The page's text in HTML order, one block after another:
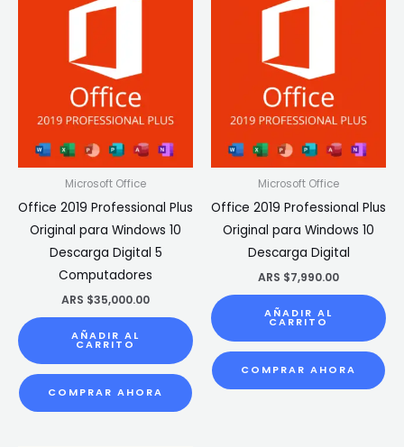
Microsoft Office
Office 2019 Professional Plus
Original para Windows 10
Descarga Digital 5
Computadores
ARS $35,000.00
AÑADIR AL
CARRITO
COMPRAR AHORA
Microsoft Office
Office 2019 Professional Plus
Original para Windows 10
Descarga Digital
ARS $7,990.00
AÑADIR AL
CARRITO
COMPRAR AHORA